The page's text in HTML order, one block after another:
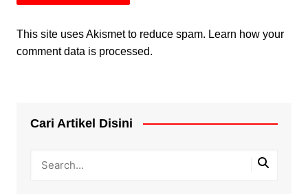
This site uses Akismet to reduce spam. Learn how your
comment data is processed.
Cari Artikel Disini